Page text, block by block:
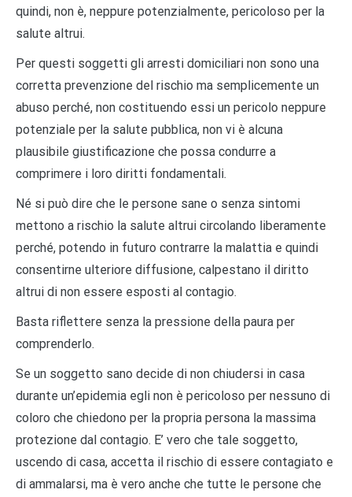
quindi, non è, neppure potenzialmente, pericoloso per la
salute altrui.
Per questi soggetti gli arresti domiciliari non sono una
corretta prevenzione del rischio ma semplicemente un
abuso perché, non costituendo essi un pericolo neppure
potenziale per la salute pubblica, non vi è alcuna
plausibile giustificazione che possa condurre a
comprimere i loro diritti fondamentali.
Né si può dire che le persone sane o senza sintomi
mettono a rischio la salute altrui circolando liberamente
perché, potendo in futuro contrarre la malattia e quindi
consentirne ulteriore diffusione, calpestano il diritto
altrui di non essere esposti al contagio.
Basta riflettere senza la pressione della paura per
comprenderlo.
Se un soggetto sano decide di non chiudersi in casa
durante un’epidemia egli non è pericoloso per nessuno di
coloro che chiedono per la propria persona la massima
protezione dal contagio. E’ vero che tale soggetto,
uscendo di casa, accetta il rischio di essere contagiato e
di ammalarsi, ma è vero anche che tutte le persone che